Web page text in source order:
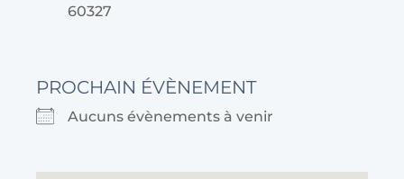
60327
PROCHAIN ÉVÈNEMENT
Aucuns évènements à venir